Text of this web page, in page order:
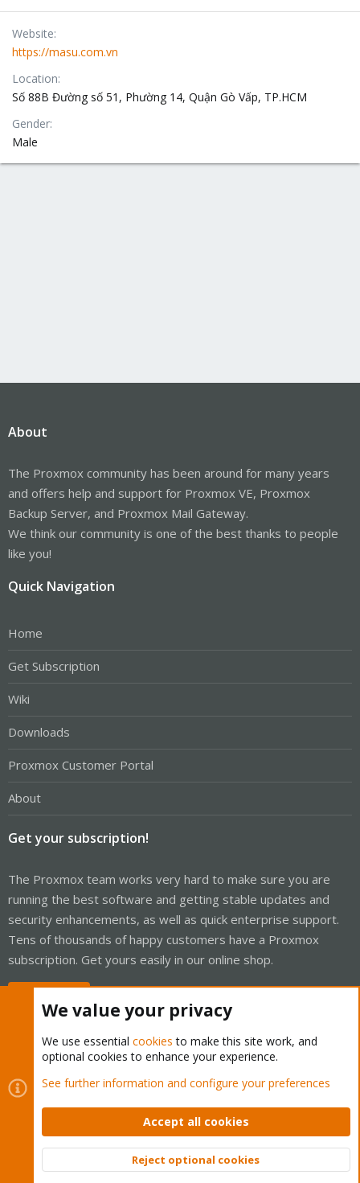
Website
https://masu.com.vn
Location
Số 88B Đường số 51, Phường 14, Quận Gò Vấp, TP.HCM
Gender
Male
About
The Proxmox community has been around for many years
and offers help and support for Proxmox VE, Proxmox
Backup Server, and Proxmox Mail Gateway.
We think our community is one of the best thanks to people
like you!
Quick Navigation
Home
Get Subscription
Wiki
Downloads
Proxmox Customer Portal
About
Get your subscription!
The Proxmox team works very hard to make sure you are
running the best software and getting stable updates and
security enhancements, as well as quick enterprise support.
Tens of thousands of happy customers have a Proxmox
subscription. Get yours easily in our online shop.
Cookies
Proxmox Support Forum - Light Mode
Contact us
Terms and rules Privacy policy Help Home
Community platform by XenForo © 2010-2026 XenForo Ltd.
Top
We value your privacy
We use essential cookies to make this site work, and
optional cookies to enhance your experience.
See further information and configure your preferences
Accept all cookies
Reject optional cookies